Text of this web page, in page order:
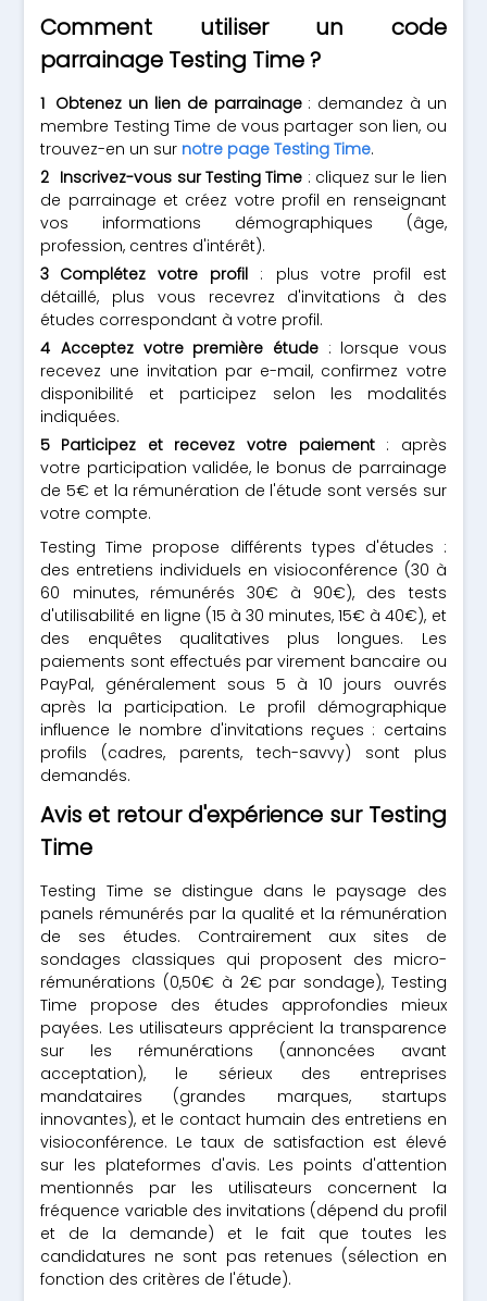
Comment utiliser un code
parrainage Testing Time ?
Obtenez un lien de parrainage: demandez à un
membre Testing Time de vous partager son lien, ou
trouvez-en un sur notre page Testing Time.
Inscrivez-vous sur Testing Time : cliquez sur le lien
de parrainage et créez votre profil en renseignant
vos informations démographiques (âge,
profession, centres d'intérêt).
Complétez votre profil : plus votre profil est
détaillé, plus vous recevrez d'invitations à des
études correspondant à votre profil.
Acceptez votre première étude : lorsque vous
recevez une invitation par e-mail, confirmez votre
disponibilité et participez selon les modalités
indiquées.
Participez et recevez votre paiement: après
votre participation validée, le bonus de parrainage
de 5€ et la rémunération de l'étude sont versés sur
votre compte.
Testing Time propose différents types d'études :
des entretiens individuels en visioconférence (30 à
60 minutes, rémunérés 30€ à 90€), des tests
d'utilisabilité en ligne (15 à 30 minutes, 15€ à 40€), et
des enquêtes qualitatives plus longues. Les
paiements sont effectués par virement bancaire ou
PayPal, généralement sous 5 à 10 jours ouvrés
après la participation. Le profil démographique
influence le nombre d'invitations reçues : certains
profils (cadres, parents, tech-savvy) sont plus
demandés.
Avis et retour d'expérience sur Testing
Time
Testing Time se distingue dans le paysage des
panels rémunérés par la qualité et la rémunération
de ses études. Contrairement aux sites de
sondages classiques qui proposent des micro-
rémunérations (0,50€ à 2€ par sondage), Testing
Time propose des études approfondies mieux
payées. Les utilisateurs apprécient la transparence
sur les rémunérations (annoncées avant
acceptation), le sérieux des entreprises
mandataires (grandes marques, startups
innovantes), et le contact humain des entretiens en
visioconférence. Le taux de satisfaction est élevé
sur les plateformes d'avis. Les points d'attention
mentionnés par les utilisateurs concernent la
fréquence variable des invitations (dépend du profil
et de la demande) et le fait que toutes les
candidatures ne sont pas retenues (sélection en
fonction des critères de l'étude).